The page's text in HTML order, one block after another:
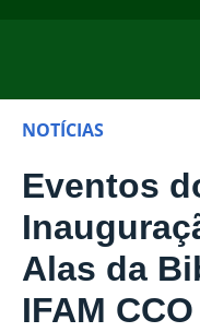
NOTÍCIAS
Eventos
Alas da
IFAM CCO